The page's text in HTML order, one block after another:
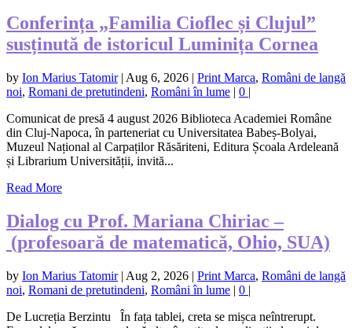
Conferința „Familia Cioflec și Clujul”
susținută de istoricul Luminița Cornea
by Ion Marius Tatomir| Aug 6, 2026 | Print Marca, Români de langă
noi, Romani de pretutindeni, Români în lume | 0 |
Comunicat de presă 4 august 2026 Biblioteca Academiei Române
din Cluj-Napoca, în parteneriat cu Universitatea Babeș-Bolyai,
Muzeul Național al Carpaților Răsăriteni, Editura Școala Ardeleană
și Librarium Universității, invită...
Read More
Dialog cu Prof. Mariana Chiriac –
(profesoară de matematică, Ohio, SUA)
by Ion Marius Tatomir| Aug 2, 2026 | Print Marca, Români de langă
noi, Romani de pretutindeni, Români în lume | 0 |
De Lucreția Berzintu În fața tablei, creta se mișca neîntrerupt.